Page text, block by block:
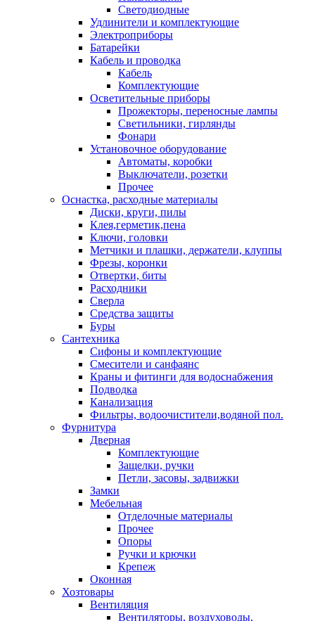
Светодиодные
Удлинители и комплектующие
Электроприборы
Батарейки
Кабель и проводка
Кабель
Комплектующие
Осветительные приборы
Прожекторы, переносные лампы
Светильники, гирлянды
Фонари
Установочное оборудование
Автоматы, коробки
Выключатели, розетки
Прочее
Оснастка, расходные материалы
Диски, круги, пилы
Клея,герметик,пена
Ключи, головки
Метчики и плашки, держатели, клуппы
Фрезы, коронки
Отвертки, биты
Расходники
Сверла
Средства защиты
Буры
Сантехника
Сифоны и комплектующие
Смесители и санфаянс
Краны и фитинги для водоснабжения
Подводка
Канализация
Фильтры, водоочистители,водяной пол.
Фурнитура
Дверная
Комплектующие
Защелки, ручки
Петли, засовы, задвижки
Замки
Мебельная
Отделочные материалы
Прочее
Опоры
Ручки и крючки
Крепеж
Оконная
Хозтовары
Вентиляция
Вентиляторы, воздуховоды,